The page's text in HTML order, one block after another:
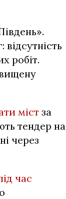
робіт.
міст за
тендер на
через
час